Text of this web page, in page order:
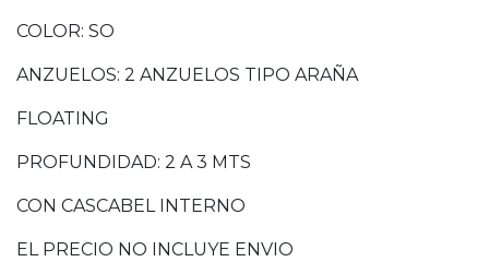
COLOR: SO
ANZUELOS: 2 ANZUELOS TIPO ARAÑA
FLOATING
PROFUNDIDAD: 2 A 3 MTS
CON CASCABEL INTERNO
EL PRECIO NO INCLUYE ENVIO